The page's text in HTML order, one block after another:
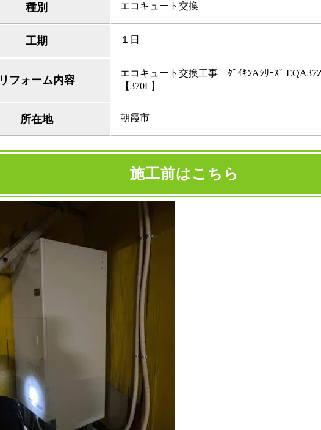
種別 エコキュート交換
工期 １日
リフォーム内容
エコキュート交換工事 ﾀﾞｲｷﾝAｼﾘｰｽﾞ
【370L】
所在地 朝霞市
施工前はこちら